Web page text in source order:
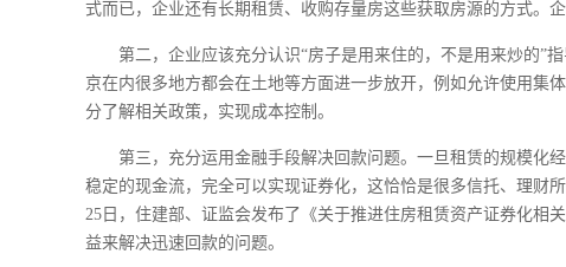
式而已，企业还有长期租赁、收购存量房这些获取房源的方式。
第二，企业应该充分认识“房子是用来住的，不是用来炒的”
京在内很多地方都会在土地等方面进一步放开，例如允许使用集
分了解相关政策，实现成本控制。
第三，充分运用金融手段解决回款问题。一旦租赁的规模化
稳定的现金流，完全可以实现证券化，这恰恰是很多信托、理财
25日，住建部、证监会发布了《关于推进住房租赁资产证券化相
益来解决迅速回款的问题。